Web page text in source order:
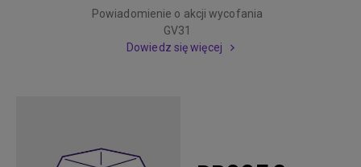
Powiadomienie o akcji wycofania
GV31
Dowiedz się więcej